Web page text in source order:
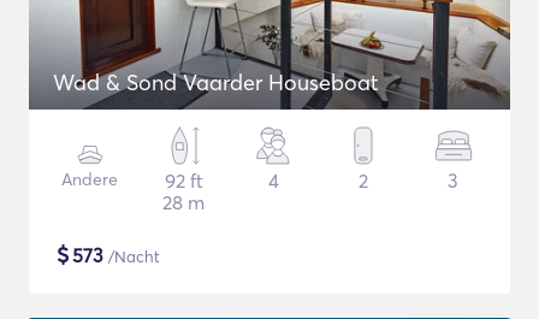
Wad & Sond Vaarder Houseboat
Andere
92 ft
28 m
4 2 3
$573 /Nacht